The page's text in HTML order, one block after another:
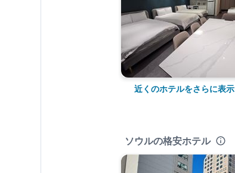
近くのホテルをさらに表示
ソウルの格安ホテル